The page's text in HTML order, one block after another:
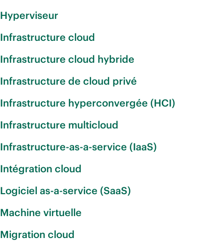
Hyperviseur
Infrastructure cloud
Infrastructure cloud hybride
Infrastructure de cloud privé
Infrastructure hyperconvergée (HCI)
Infrastructure multicloud
Infrastructure-as-a-service (IaaS)
Intégration cloud
Logiciel as-a-service (SaaS)
Machine virtuelle
Migration cloud